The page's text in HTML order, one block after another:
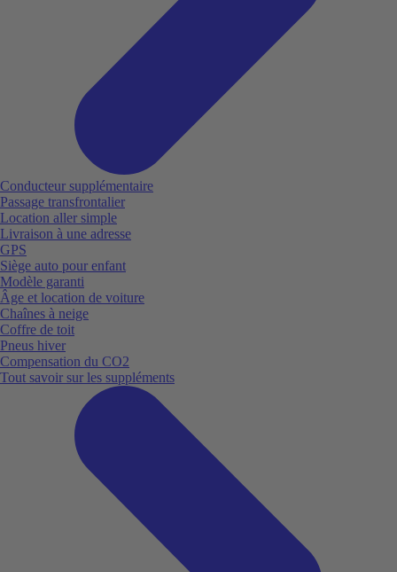
Conducteur supplémentaire
Passage transfrontalier
Location aller simple
Livraison à une adresse
GPS
Siège auto pour enfant
Modèle garanti
Âge et location de voiture
Chaînes à neige
Coffre de toit
Pneus hiver
Compensation du CO2
Tout savoir sur les suppléments